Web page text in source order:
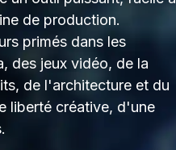
de production.
primés dans les
des jeux vidéo, de la
de l'architecture et du
liberté créative, d'une